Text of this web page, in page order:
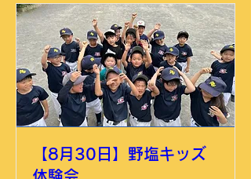
【8月30日】野塩キッズ
体験会